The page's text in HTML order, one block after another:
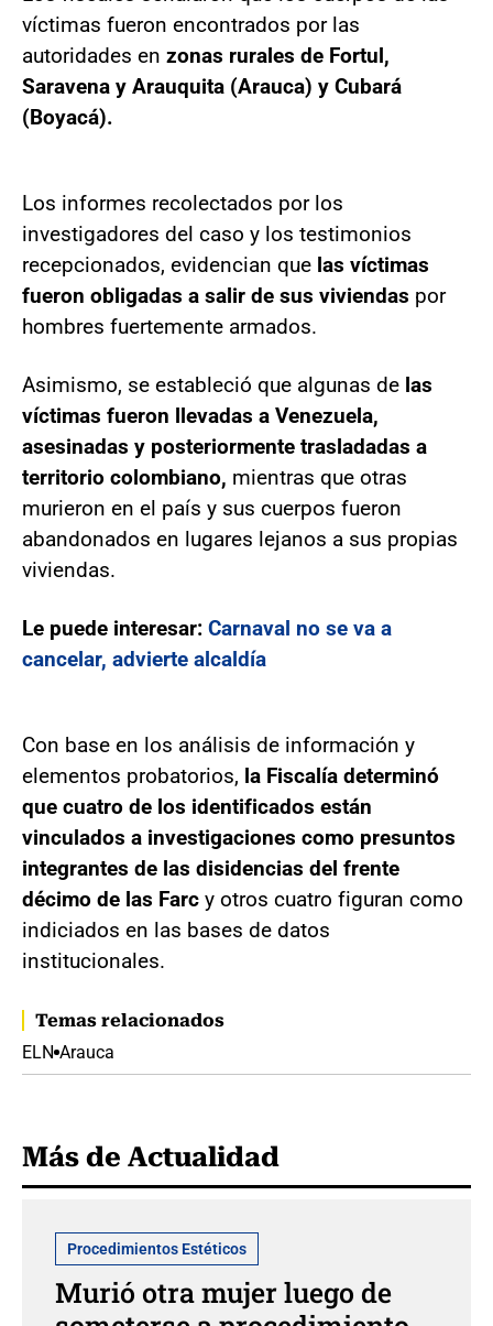
víctimas fueron encontrados por las
autoridades en zonas rurales de Fortul,
Saravena y Arauquita (Arauca) y Cubará
(Boyacá).
Los informes recolectados por los
investigadores del caso y los testimonios
recepcionados, evidencian que las víctimas
fueron obligadas a salir de sus viviendas por
hombres fuertemente armados.
Asimismo, se estableció que algunas de las
víctimas fueron llevadas a Venezuela,
asesinadas y posteriormente trasladadas a
territorio colombiano, mientras que otras
murieron en el país y sus cuerpos fueron
abandonados en lugares lejanos a sus propias
viviendas.
Le puede interesar: Carnaval no se va a
cancelar, advierte alcaldía
Con base en los análisis de información y
elementos probatorios, la Fiscalía determinó
que cuatro de los identificados están
vinculados a investigaciones como presuntos
integrantes de las disidencias del frente
décimo de las Farc y otros cuatro figuran como
indiciados en las bases de datos
institucionales.
Temas relacionados
ELN Arauca
Más de Actualidad
Procedimientos Estéticos
Murió otra mujer luego de